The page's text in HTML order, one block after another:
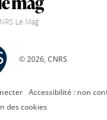
Le Mag
© 2026, CNRS
Accessibilité : non
des cookies